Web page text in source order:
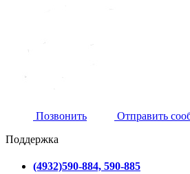
Позвонить
Отправить
Поддержка
(4932)590-884, 590-885